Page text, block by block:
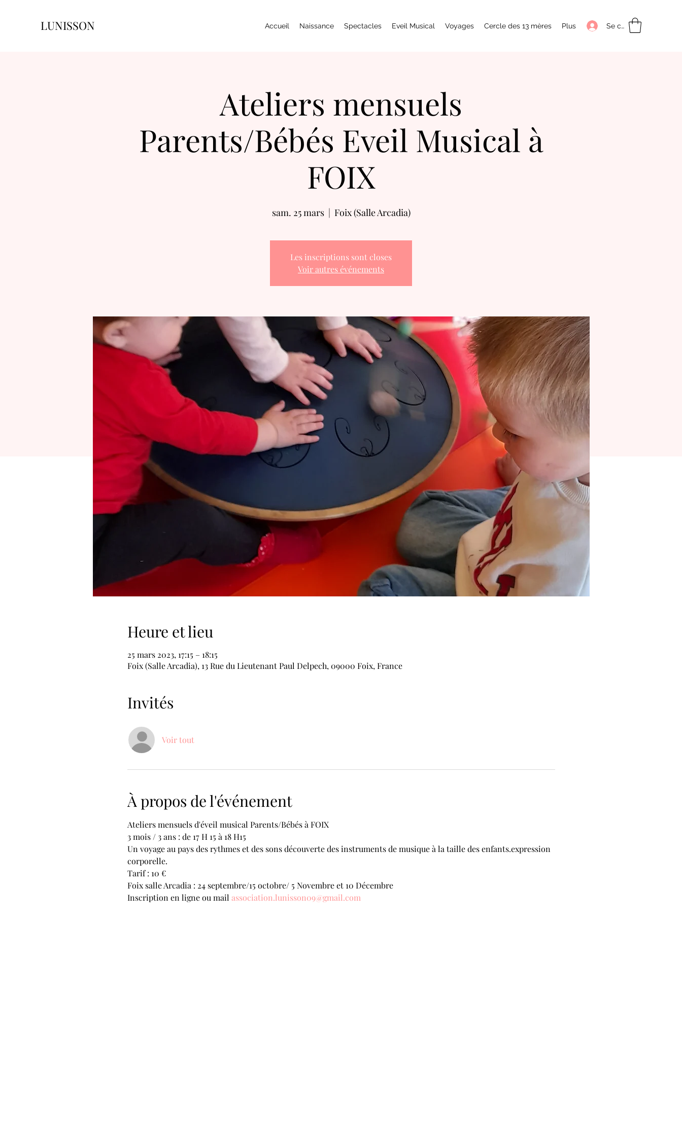
LUNISSON Se connecter
Accueil Naissance Spectacles Eveil Musical Voyages Cercle des 13 mères Plus
Ateliers mensuels
Parents/Bébés Eveil Musical à
FOIX
sam. 25 mars
  |
Foix (Salle Arcadia)
Les inscriptions sont closes
Voir autres événements
Heure et lieu
25 mars 2023, 17:15 – 18:15
Foix (Salle Arcadia), 13 Rue du Lieutenant Paul Delpech, 09000 Foix, France
Invités
Voir tout
À propos de l'événement
Ateliers mensuels d'éveil musical Parents/Bébés à FOIX
3 mois / 3 ans : de 17 H 15 à 18 H15
Un voyage au pays des rythmes et des sons découverte des instruments de musique à la taille des enfants.expression
corporelle.
Tarif : 10 €
Foix salle Arcadia : 24 septembre/15 octobre/ 5 Novembre et 10 Décembre
Inscription en ligne ou mail association.lunisson09@gmail.com